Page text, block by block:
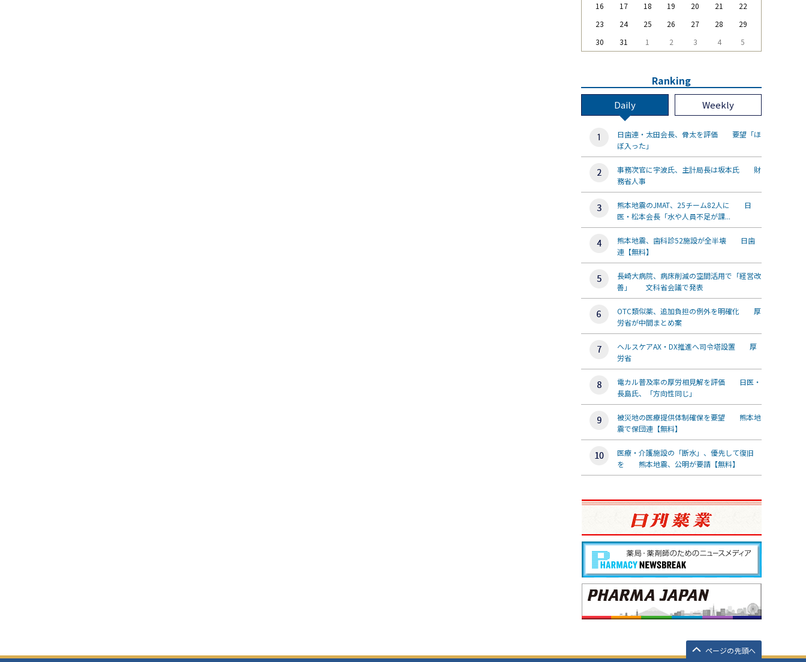
16
17 18 19 20 21
22
23
24 25 26 27 28
29
30
31 1 2 3 4 5
Ranking
Daily Weekly
日歯連・太田会長、骨太を評価 要望「ほ
ぼ入った」
事務次官に宇波氏、主計局長は坂本氏 財
務省人事
熊本地震のJMAT、25チーム82人に 日
医・松本会長「水や人員不足が課...
熊本地震、歯科診52施設が全半壊 日歯
連【無料】
長崎大病院、病床削減の空間活用で「経営改
善」 文科省会議で発表
OTC類似薬、追加負担の例外を明確化 厚
労省が中間まとめ案
ヘルスケアAX・DX推進へ司令塔設置 厚
労省
電カル普及率の厚労相見解を評価 日医・
長島氏、「方向性同じ」
被災地の医療提供体制確保を要望 熊本地
震で保団連【無料】
医療・介護施設の「断水」、優先して復旧
を 熊本地震、公明が要請【無料】
ページの先頭へ